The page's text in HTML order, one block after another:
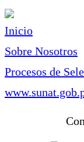
Inicio
Sobre Nosotros
Procesos de